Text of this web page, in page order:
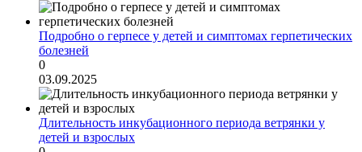
Подробно о герпесе у детей и симптомах герпетических
болезней
0
03.09.2025
Длительность инкубационного периода ветрянки у
детей и взрослых